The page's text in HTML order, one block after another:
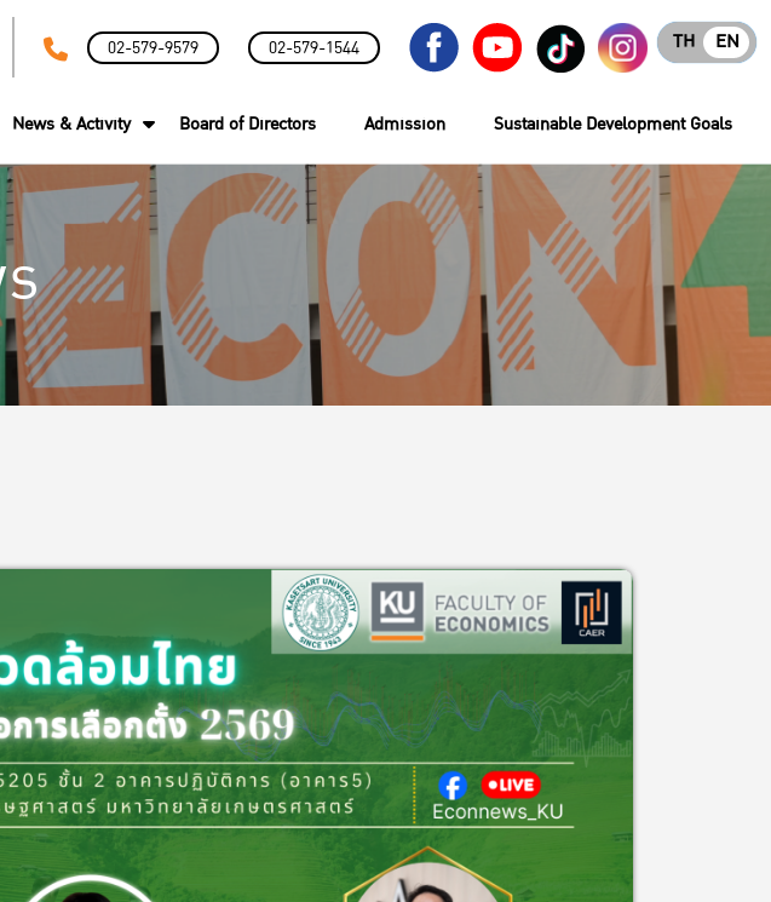
02-579-9579 02-579-1544 EN
TH
News & Activity Board of Directors Admission Sustainable Development Goals